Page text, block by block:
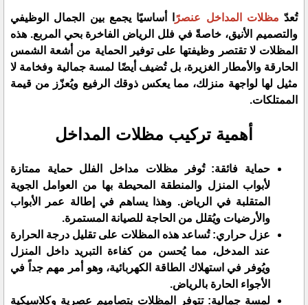
​تُعدّ مظلات المداخل عنصرً
ا أساسيًا يجمع بين الجمال الوظيفي
والتصميم الأنيق، خاصةً في فلل الرياض الفاخرة بحي المربع. هذه
المظلات لا تقتصر وظيفتها على توفير الحماية من أشعة الشمس
الحارقة والأمطار الغزيرة، بل تُضيف أيضًا لمسة جمالية وفخامة لا
مثيل لها لواجهة منزلك، مما يعكس ذوقك الرفيع ويُعزّز من قيمة
الممتلكات.
​أهمية تركيب مظلات المداخل
​حماية فائقة: تُوفر مظلات مداخل الفلل حماية ممتازة
لأبواب المنزل والمنطقة المحيطة بها من العوامل الجوية
المتقلبة في الرياض. وهذا يساهم في إطالة عمر الأبواب
والأرضيات ويُقلل من الحاجة للصيانة المستمرة.
​عزل حراري: تُساعد هذه المظلات على تقليل درجة الحرارة
عند المدخل، مما يُحسن من كفاءة التبريد داخل المنزل
ويُوفر في استهلاك الطاقة الكهربائية، وهو أمر مهم جداً في
الأجواء الحارة بالرياض.
​لمسة جمالية: تتوفر المظلات بتصاميم عصرية وكلاسيكية